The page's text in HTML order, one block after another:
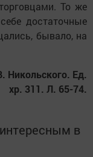
То же
достаточные
бывало, на
Никольского. Ед.
хр. 311. Л. 65-74.
в